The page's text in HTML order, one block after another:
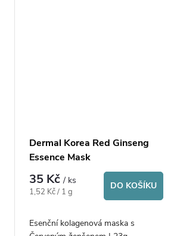
Dermal Korea Red Ginseng
Essence Mask
35 Kč/ ks
Měrná
1,52 Kč / 1 g
DO KOŠÍKU
Esenční kolagenová maska s